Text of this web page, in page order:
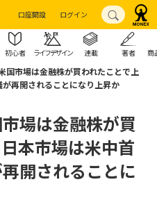
口座開設 ログイン
初心者 ライフデザイン 連載 著者 商
国市場は金融株が買われたことで上
再開されることになり上昇か
市場は金融株が買
本市場は米中首
開されることに